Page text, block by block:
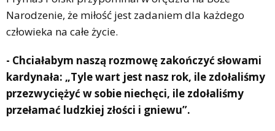
Narodzenie, że miłość jest zadaniem dla każdego
człowieka na całe życie.
- Chciałabym naszą rozmowę zakończyć słowami
kardynała: „Tyle wart jest nasz rok, ile zdołaliśmy
przezwyciężyć w sobie niechęci, ile zdołaliśmy
przełamać ludzkiej złości i gniewu”.